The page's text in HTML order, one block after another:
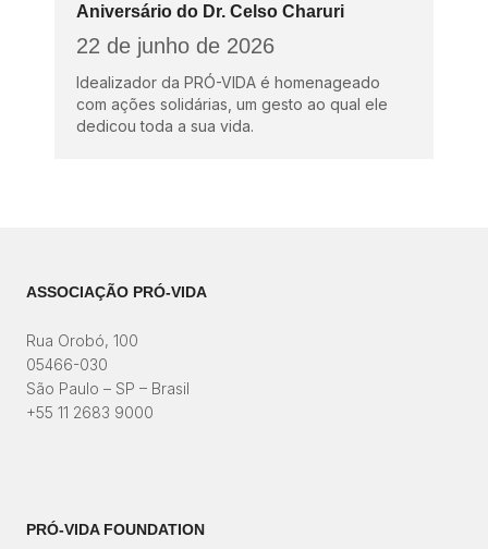
Aniversário do Dr. Celso Charuri
22 de junho de 2026
Idealizador da PRÓ-VIDA é homenageado
com ações solidárias, um gesto ao qual ele
dedicou toda a sua vida.
ASSOCIAÇÃO PRÓ-VIDA
Rua Orobó, 100
05466-030
São Paulo – SP – Brasil
+55 11 2683 9000
PRÓ-VIDA FOUNDATION